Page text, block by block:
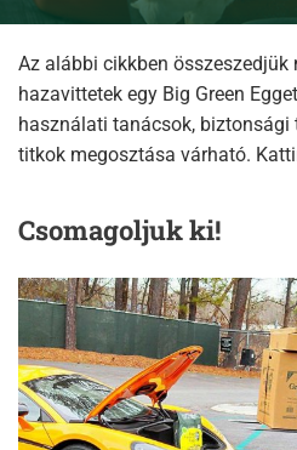
Az alábbi cikkben összeszedjük
hazavittetek egy Big Green
használati tanácsok, biztonsági
titkok megosztása várható.
Csomagoljuk ki!